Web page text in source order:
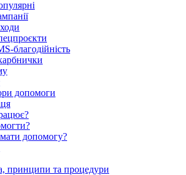
благодійність
допомоги
допомогу?
принципи та процедури